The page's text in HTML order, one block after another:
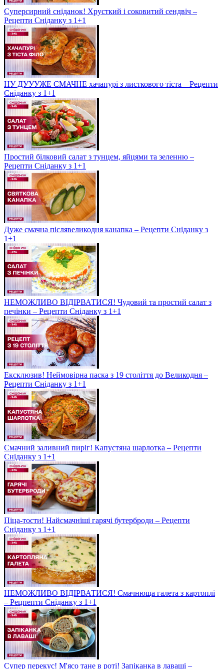
Суперсирний сніданок! Хрусткий і соковитий сендвіч –
Рецепти Сніданку з 1+1
НУ ДУУУЖЕ СМАЧНЕ хачапурі з листкового тіста – Рецепти
Сніданку з 1+1
Простий білковий салат з тунцем, яйцями та зеленню –
Рецепти Сніданку з 1+1
Дуже смачна післявеликодня канапка – Рецепти Сніданку з
1+1
НЕМОЖЛИВО ВІДІРВАТИСЯ! Чудовий та простий салат з
печінки – Рецепти Сніданку з 1+1
Ексклюзив! Неймовірна паска з 19 століття до Великодня –
Рецепти Сніданку з 1+1
Смачний заливний пиріг! Капустяна шарлотка – Рецепти
Сніданку з 1+1
Піца-тости! Найсмачніші гарячі бутерброди – Рецепти
Сніданку з 1+1
НЕМОЖЛИВО ВІДІРВАТИСЯ! Смачнюща галета з картоплі
– Рецпепти Сніданку з 1+1
Супер перекус! М'ясо тане в роті! Запіканка в лаваші –